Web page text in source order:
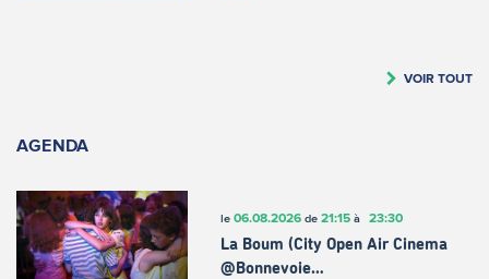
VOIR TOUT
AGENDA
le 06.08.2026de 21:15à 23:30
La Boum (City Open Air Cinema
@Bonnevoie…